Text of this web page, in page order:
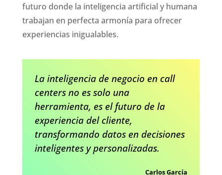
futuro donde la inteligencia artificial y humana
trabajan en perfecta armonía para ofrecer
experiencias inigualables.
La inteligencia de negocio en call
centers no es solo una
herramienta, es el futuro de la
experiencia del cliente,
transformando datos en decisiones
inteligentes y personalizadas.
Carlos García